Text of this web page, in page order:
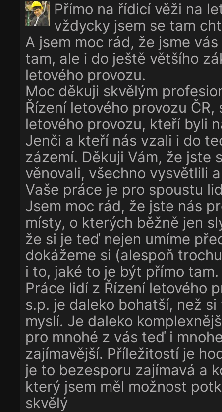
Přímo na řídicí věži na
vždycky jsem se tam
A jsem moc rád, že jsme
tam, ale i do ještě většího
letového provozu.
Moc děkuji skvělým
Řízení letového provozu ČR,
letového provozu, kteří byli
Jenči a kteří nás vzali i do
zázemí. Děkuji Vám, že jste
věnovali, všechno vysvětlili
Vaše práce je pro spoustu
Jsem moc rád, že jste nás
místy, o kterých běžně jen
že si je teď nejen umíme
dokážeme si (alespoň
i to, jaké to je být přímo tam.
Práce lidí z Řízení letového
s.p. je daleko bohatší, než
myslí. Je daleko
pro mnohé z vás teď i
zajímavější. Příležitostí je
je to bezesporu zajímavá a
který jsem měl možnost
skvělý